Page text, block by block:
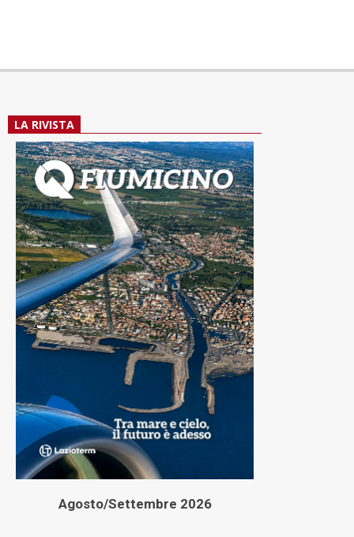
LA RIVISTA
Agosto/Settembre 2026